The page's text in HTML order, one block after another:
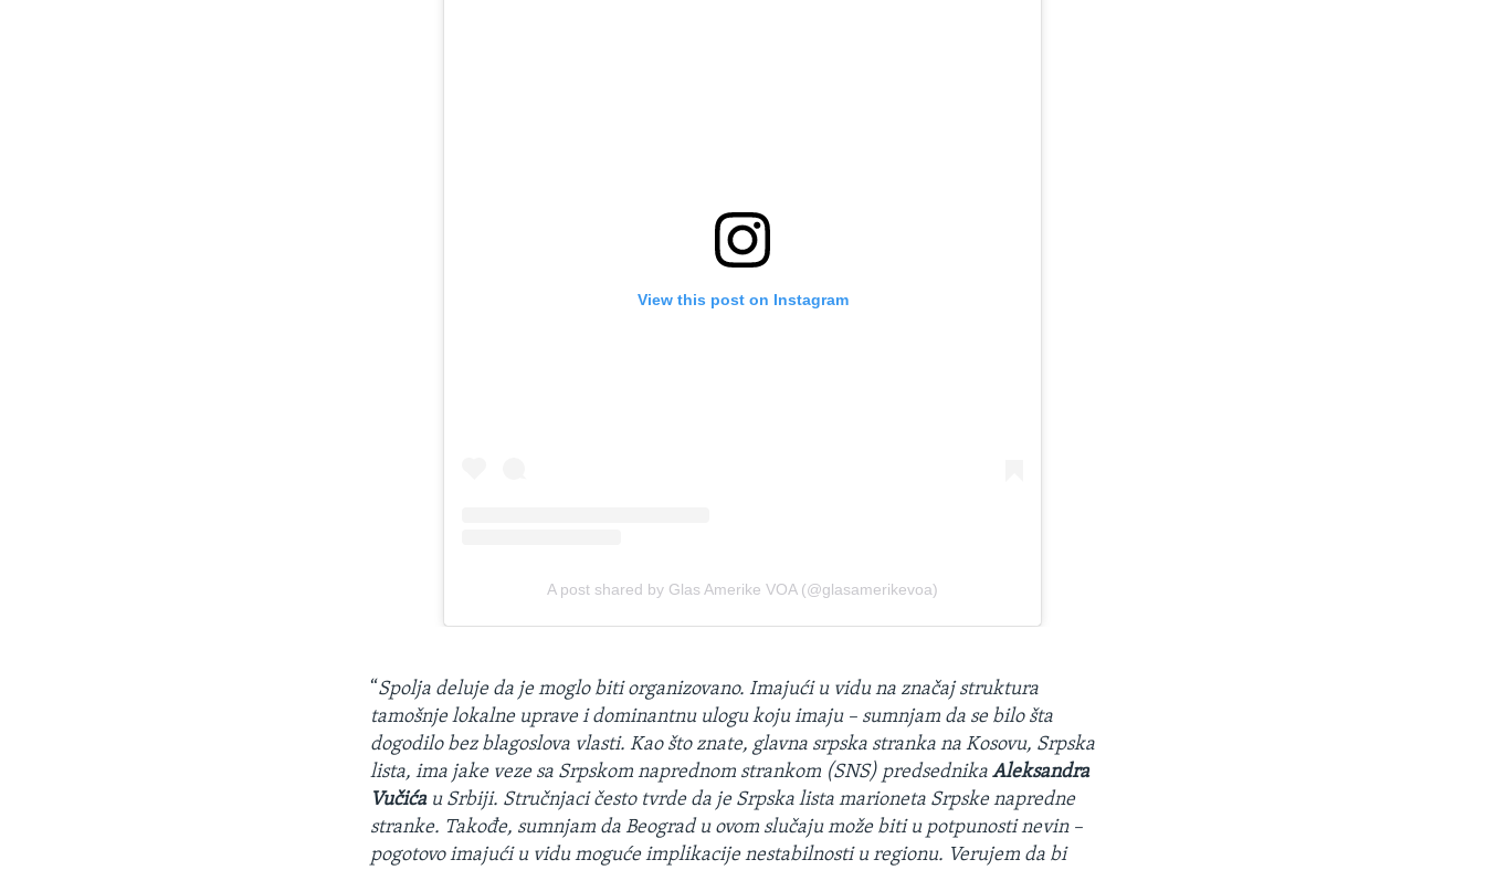
“Spolja deluje da je moglo biti organizovano. Imajući u vidu na značaj struktura
tamošnje lokalne uprave i dominantnu ulogu koju imaju – sumnjam da se bilo šta
dogodilo bez blagoslova vlasti. Kao što znate, glavna srpska stranka na Kosovu, Srpska
lista, ima jake veze sa Srpskom naprednom strankom (SNS) predsednikaAleksandra
Vučićau Srbiji. Stručnjaci često tvrde da je Srpska lista marioneta Srpske napredne
stranke. Takođe, sumnjam da Beograd u ovom slučaju može biti u potpunosti nevin –
pogotovo imajući u vidu moguće implikacije nestabilnosti u regionu. Verujem da bi